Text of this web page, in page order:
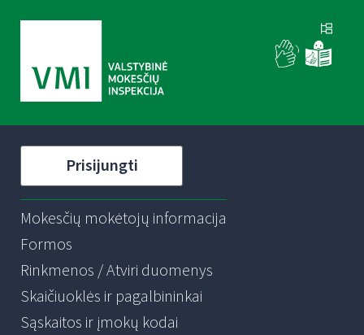
Prisijungti
Mokesčių mokėtojų informacija
Formos
Rinkmenos / Atviri duomenys
Skaičiuoklės ir pagalbininkai
Sąskaitos ir įmokų kodai